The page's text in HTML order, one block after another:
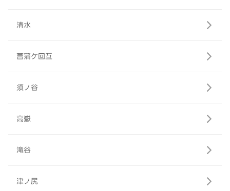
清水
菖蒲ケ回互
須ノ谷
高嶽
滝谷
津ノ尻